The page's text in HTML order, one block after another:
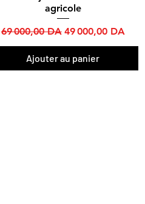
agricole
Prix original
69 000,00 DA Prix promotionnel
49 000,00 DA
Ajouter au panier